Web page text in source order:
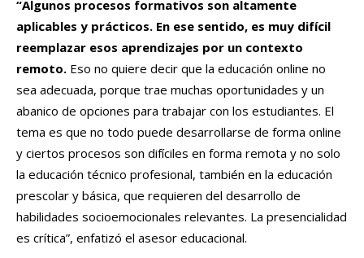
“Algunos procesos formativos son altamente
aplicables y prácticos. En ese sentido, es muy difícil
reemplazar esos aprendizajes por un contexto
remoto. Eso no quiere decir que la educación online no
sea adecuada, porque trae muchas oportunidades y un
abanico de opciones para trabajar con los estudiantes. El
tema es que no todo puede desarrollarse de forma online
y ciertos procesos son difíciles en forma remota y no solo
la educación técnico profesional, también en la educación
prescolar y básica, que requieren del desarrollo de
habilidades socioemocionales relevantes. La presencialidad
es crítica”, enfatizó el asesor educacional.